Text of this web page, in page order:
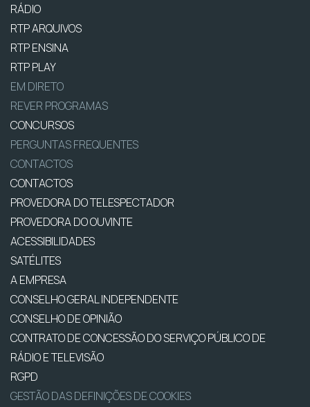
RÁDIO
RTP ARQUIVOS
RTP ENSINA
RTP PLAY
EM DIRETO
REVER PROGRAMAS
CONCURSOS
PERGUNTAS FREQUENTES
CONTACTOS
CONTACTOS
PROVEDORA DO TELESPECTADOR
PROVEDORA DO OUVINTE
ACESSIBILIDADES
SATÉLITES
A EMPRESA
CONSELHO GERAL INDEPENDENTE
CONSELHO DE OPINIÃO
CONTRATO DE CONCESSÃO DO SERVIÇO PÚBLICO DE
RÁDIO E TELEVISÃO
RGPD
GESTÃO DAS DEFINIÇÕES DE COOKIES